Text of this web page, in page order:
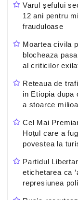
Varul șefului
12 ani pentru
frauduloase
Moartea civila
blocheaza
al criticilor
Reteaua de
in Etiopia dupa
a stoarce
Cel Mai
Hoțul care a
povestea la
Partidul
etichetarea ca
represiunea